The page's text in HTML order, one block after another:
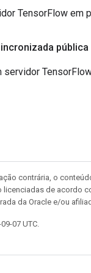
TensorFlow em
pública
servidor
contrária, o
de acordo
da Oracle e/ou
07 UTC.